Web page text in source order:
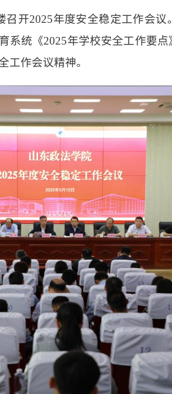
召开2025年度安全稳定工作会
系统《2025年学校安全工作要
工作会议精神。